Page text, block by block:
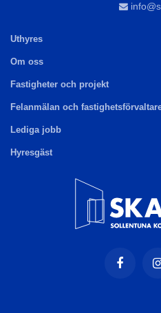
Uthyres
Om oss
Fastigheter och projekt
Felanmälan och
Lediga jobb
Hyresgäst